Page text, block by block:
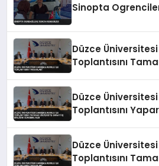
Sinopta
Düzce
Toplantısını
Düzce
Toplantısını
Düzce
Toplantısını